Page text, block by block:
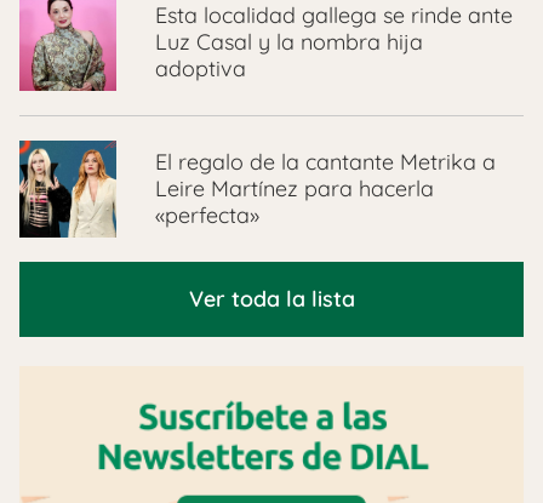
Esta localidad gallega se rinde ante
Luz Casal y la nombra hija
adoptiva
El regalo de la cantante Metrika a
Leire Martínez para hacerla
«perfecta»
Ver toda la lista